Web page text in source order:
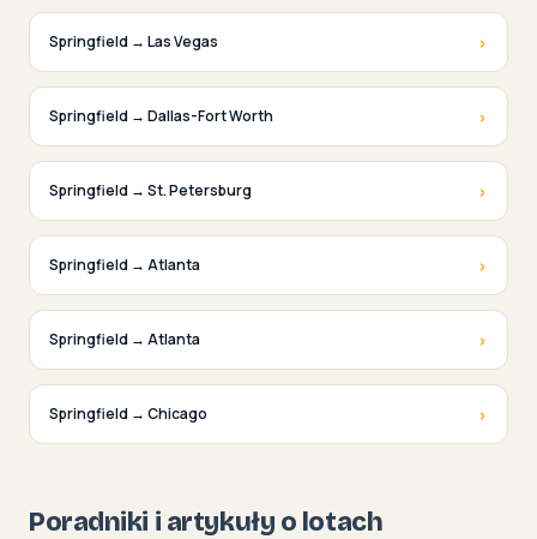
Springfield → Las Vegas ›
Springfield → Dallas-Fort Worth ›
Springfield → St. Petersburg ›
Springfield → Atlanta ›
Springfield → Atlanta ›
Springfield → Chicago ›
Poradniki i artykuły o lotach